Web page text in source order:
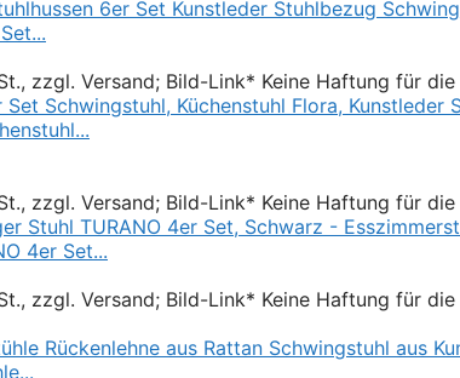
zzgl. Versand; Bild-Link* Keine Haftung für
zzgl. Versand; Bild-Link* Keine Haftung für
4er Set...
zzgl. Versand; Bild-Link* Keine Haftung für